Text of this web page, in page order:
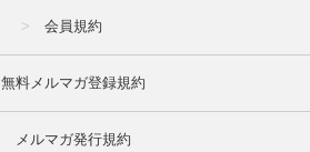
会員規約
無料メルマガ登録規約
メルマガ発行規約